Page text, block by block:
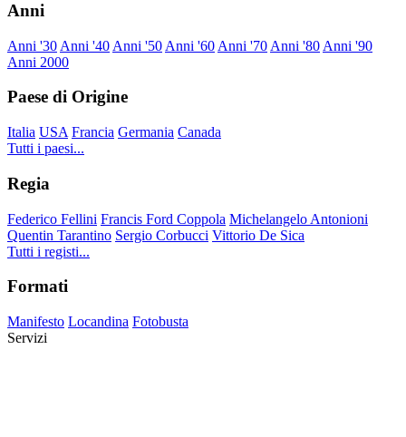
Anni
Anni '30 Anni '40 Anni '50 Anni '60 Anni '70 Anni '80 Anni '90
Anni 2000
Paese di Origine
Italia USA Francia Germania Canada
Tutti i paesi...
Regia
Federico Fellini Francis Ford Coppola Michelangelo Antonioni
Quentin Tarantino Sergio Corbucci Vittorio De Sica
Tutti i registi...
Formati
Manifesto Locandina Fotobusta
Servizi